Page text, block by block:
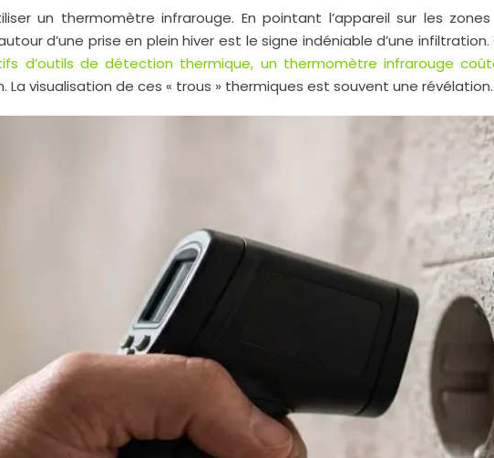
un thermomètre infrarouge. En pointant l’appareil sur les
d’une prise en plein hiver est le signe indéniable d’une
d’outils de détection thermique, un thermomètre infrarouge
visualisation de ces « trous » thermiques est souvent une révélation.